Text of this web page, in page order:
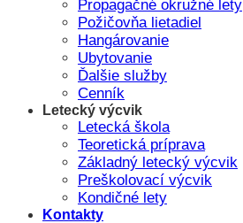
Propagačné okružné lety
Požičovňa lietadiel
Hangárovanie
Ubytovanie
Ďalšie služby
Cenník
Letecký výcvik
Letecká škola
Teoretická príprava
Základný letecký výcvik
Preškolovací výcvik
Kondičné lety
Kontakty